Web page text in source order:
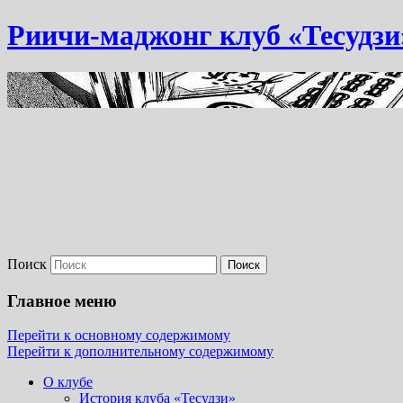
Риичи-маджонг клуб
Поиск
Главное меню
Перейти к основному содержимому
Перейти к дополнительному содержимому
О клубе
История клуба «Тесудзи»